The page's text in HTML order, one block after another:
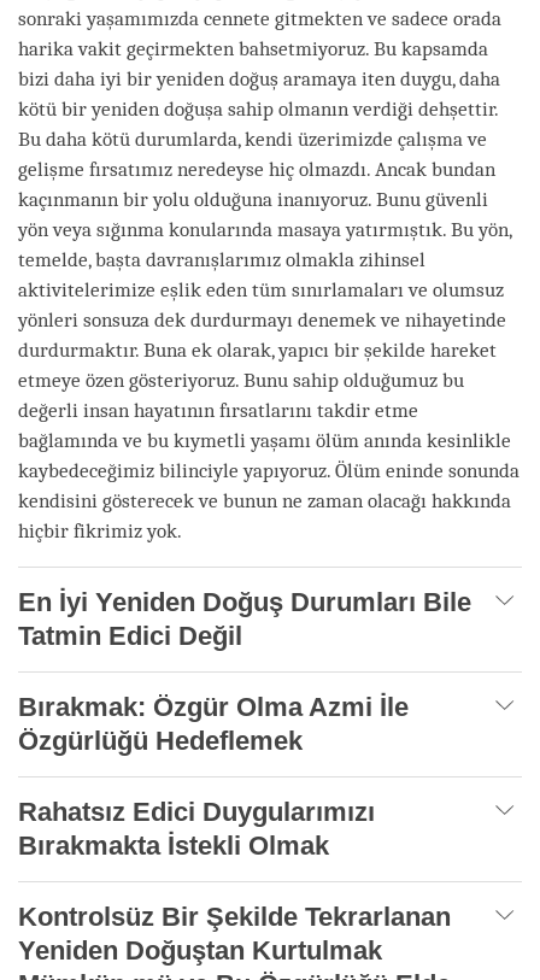
sonraki yaşamımızda cennete gitmekten ve sadece orada
harika vakit geçirmekten bahsetmiyoruz. Bu kapsamda
bizi daha iyi bir yeniden doğuş aramaya iten duygu, daha
kötü bir yeniden doğuşa sahip olmanın verdiği dehşettir.
Bu daha kötü durumlarda, kendi üzerimizde çalışma ve
gelişme fırsatımız neredeyse hiç olmazdı. Ancak bundan
kaçınmanın bir yolu olduğuna inanıyoruz. Bunu güvenli
yön veya sığınma konularında masaya yatırmıştık. Bu yön,
temelde, başta davranışlarımız olmakla zihinsel
aktivitelerimize eşlik eden tüm sınırlamaları ve olumsuz
yönleri sonsuza dek durdurmayı denemek ve nihayetinde
durdurmaktır. Buna ek olarak, yapıcı bir şekilde hareket
etmeye özen gösteriyoruz. Bunu sahip olduğumuz bu
değerli insan hayatının fırsatlarını takdir etme
bağlamında ve bu kıymetli yaşamı ölüm anında kesinlikle
kaybedeceğimiz bilinciyle yapıyoruz. Ölüm eninde sonunda
kendisini gösterecek ve bunun ne zaman olacağı hakkında
hiçbir fikrimiz yok.
En İyi Yeniden Doğuş Durumları Bile
Tatmin Edici Değil
Bırakmak: Özgür Olma Azmi İle
Özgürlüğü Hedeflemek
Rahatsız Edici Duygularımızı
Bırakmakta İstekli Olmak
Kontrolsüz Bir Şekilde Tekrarlanan
Yeniden Doğuştan Kurtulmak